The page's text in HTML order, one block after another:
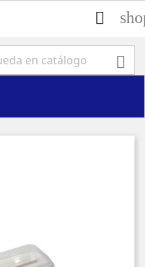

